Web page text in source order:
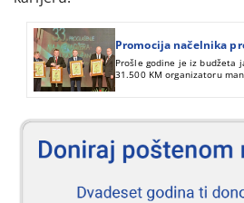
Promocija načelnika
Prošle godine je iz budžeta
31.500 KM organizatoru
menadžera